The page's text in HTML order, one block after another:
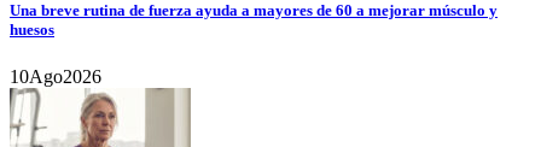
Una breve rutina de fuerza ayuda a mayores de 60 a mejorar músculo y
huesos
10Ago2026